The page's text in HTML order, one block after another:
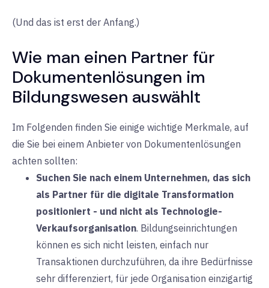
(Und das ist erst der Anfang.)
Wie man einen Partner für
Dokumentenlösungen im
Bildungswesen auswählt
Im Folgenden finden Sie einige wichtige Merkmale, auf
die Sie bei einem Anbieter von Dokumentenlösungen
achten sollten:
Suchen Sie nach einem Unternehmen, das sich
als Partner für die digitale Transformation
positioniert - und nicht als Technologie-
Verkaufsorganisation. Bildungseinrichtungen
können es sich nicht leisten, einfach nur
Transaktionen durchzuführen, da ihre Bedürfnisse
sehr differenziert, für jede Organisation einzigartig